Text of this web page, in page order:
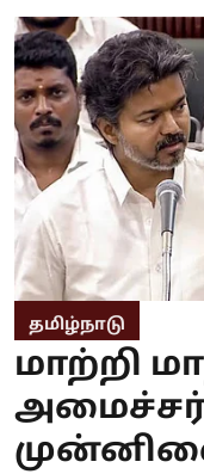
தமிழ்நாடு
மாற்றி